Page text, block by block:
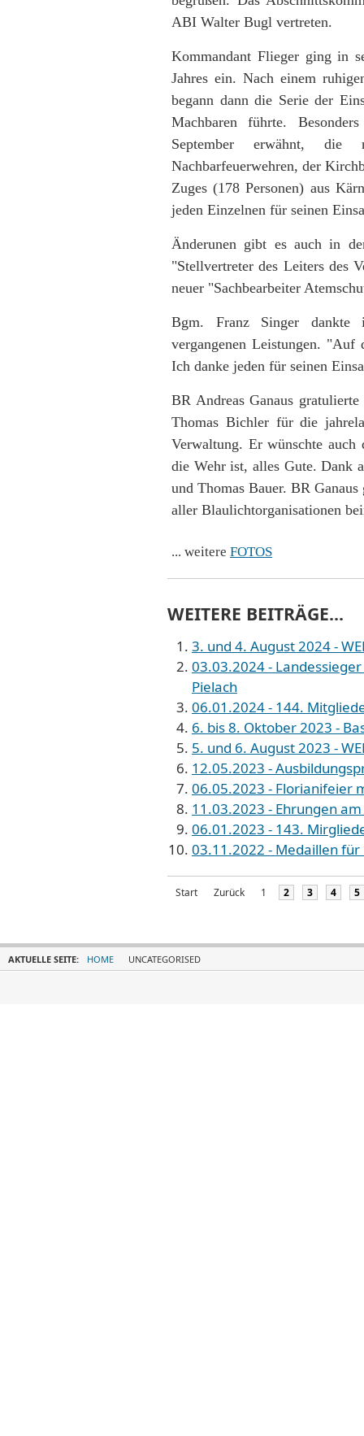
ABI Walter Bugl vertreten.
Kommandant Flieger ging in
Jahres ein. Nach einem
begann dann die Serie der
Machbaren führte.
September erwähnt,
Nachbarfeuerwehren, der
Zuges (178 Personen) aus
jeden Einzelnen für seinen
Änderunen gibt es auch in
"Stellvertreter des Leiters des
neuer "Sachbearbeiter
Bgm. Franz Singer
vergangenen Leistungen. "Auf
Ich danke jeden für seinen
BR Andreas Ganaus
Thomas Bichler für die
Verwaltung. Er wünschte auch
die Wehr ist, alles Gute. Dank
und Thomas Bauer. BR
aller Blaulichtorganisationen
... weitere FOTOS
WEITERE BEITRÄGE...
3. und 4. August 2024 -
03.03.2024 -
Pielach
06.01.2024 - 144.
6. bis 8. Oktober 2023 -
5. und 6. August 2023 -
12.05.2023 -
06.05.2023 - Florianifeier
11.03.2023 - Ehrungen
06.01.2023 - 143.
03.11.2022 - Medaillen
Start Zurück 1 2 3 4 5
AKTUELLE SEITE: HOME UNCATEGORISED